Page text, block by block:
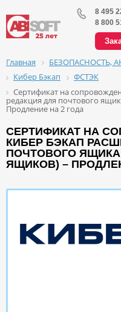
8 495
8 800
Главная БЕЗОПАСНОСТЬ,
Кибер Бэкап
ФСТЭК
Сертификат на
редакция для почтового
Продление на 2 года
СЕРТИФИКАТ НА
КИБЕР БЭКАП
ПОЧТОВОГО ЯЩИКА
ЯЩИКОВ) –